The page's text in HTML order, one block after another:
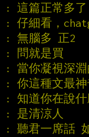
: 這篇正常多
: 仔細看，
: 無腦多 正2
: 問就是買
: 當你凝視深淵
: 你這種文最神
: 知道你在說什
: 是清涼人
: 聽君一席話